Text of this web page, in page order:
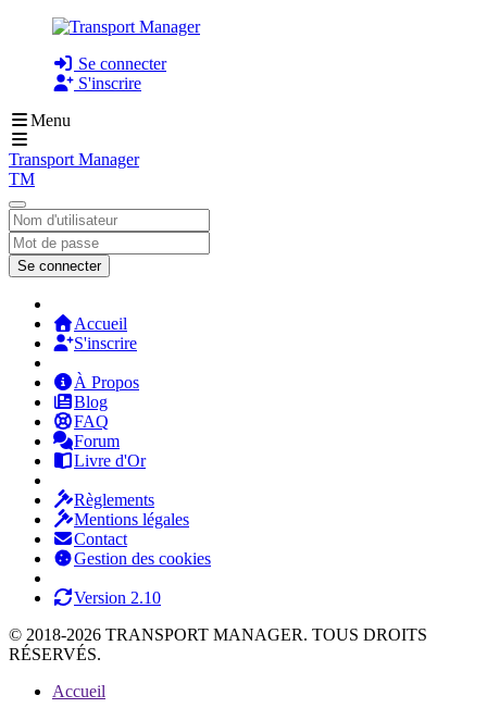
Se connecter
S'inscrire
Menu
Transport Manager
TM
Se connecter
Accueil
S'inscrire
À Propos
Blog
FAQ
Forum
Livre d'Or
Règlements
Mentions légales
Contact
Gestion des cookies
Version 2.10
© 2018-2026 TRANSPORT MANAGER. TOUS DROITS
RÉSERVÉS.
Accueil